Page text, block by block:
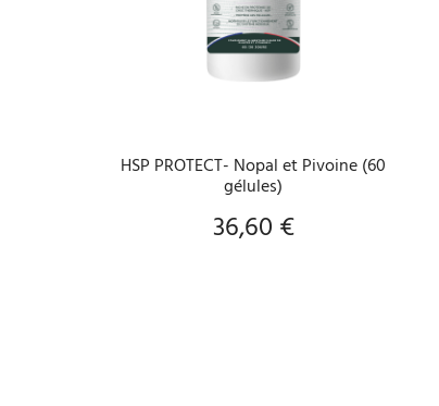
VOIR LE PRODUIT
HSP PROTECT- Nopal et Pivoine (60
gélules)
Prix
36,60 €